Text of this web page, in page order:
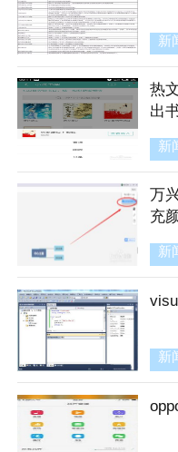
新
热
出
新
万
充
新
新